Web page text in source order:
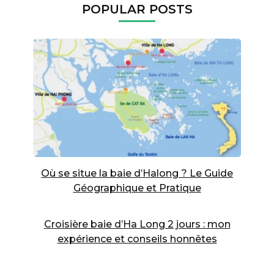
POPULAR POSTS
Où se situe la baie d’Halong ? Le Guide
Géographique et Pratique
Croisière baie d’Ha Long 2 jours : mon
expérience et conseils honnêtes